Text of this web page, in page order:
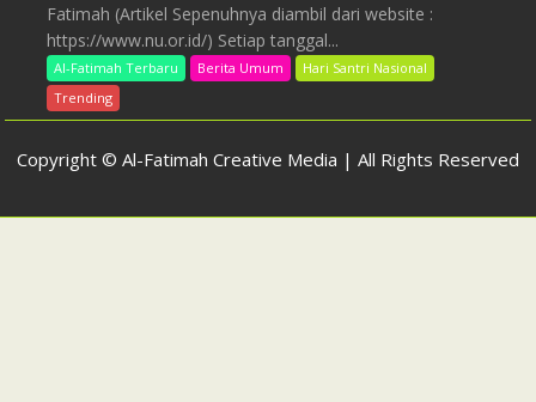
Fatimah (Artikel Sepenuhnya diambil dari website :
https://www.nu.or.id/) Setiap tanggal...
Al-Fatimah Terbaru Berita Umum
Hari Santri Nasional
Trending
Copyright © Al-Fatimah Creative Media | All Rights Reserved